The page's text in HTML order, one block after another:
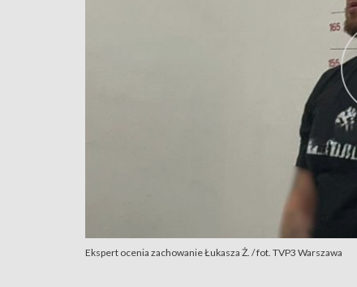
Ekspert ocenia zachowanie Łukasza Ż. / fot. TVP3 Warszawa